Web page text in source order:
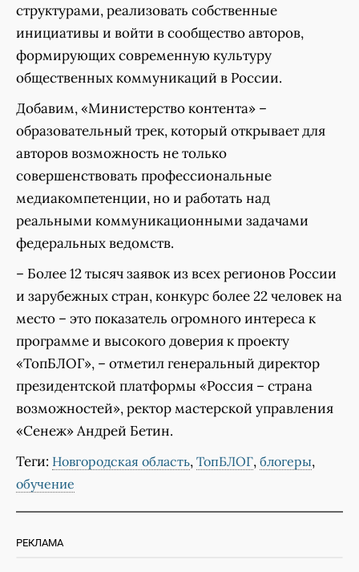
структурами, реализовать собственные
инициативы и войти в сообщество авторов,
формирующих современную культуру
общественных коммуникаций в России.
Добавим, «Министерство контента» –
образовательный трек, который открывает для
авторов возможность не только
совершенствовать профессиональные
медиакомпетенции, но и работать над
реальными коммуникационными задачами
федеральных ведомств.
– Более 12 тысяч заявок из всех регионов России
и зарубежных стран, конкурс более 22 человек на
место – это показатель огромного интереса к
программе и высокого доверия к проекту
«ТопБЛОГ», – отметил генеральный директор
президентской платформы «Россия – страна
возможностей», ректор мастерской управления
«Сенеж» Андрей Бетин.
Теги: Новгородская область, ТопБЛОГ, блогеры,
обучение
РЕКЛАМА